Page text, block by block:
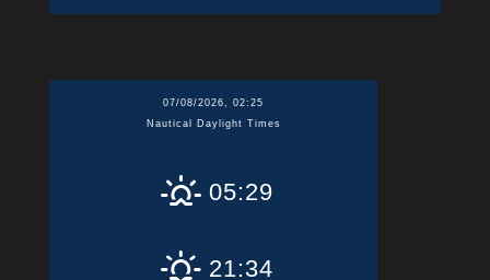
07/08/2026, 02:25
Nautical Daylight Times
05:29
21:34